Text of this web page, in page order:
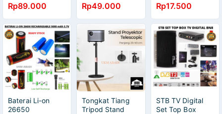
Deodorizing 10W
EU Plug NS 500
Rp89.000
Regulator
Rp49.000 Rp17.500
Baterai Li-on
26650
Tongkat Tiang
Tripod Stand
STB TV Digital
Set Top Box